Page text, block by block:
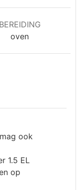
BEREIDING
oven
ook
1.5 EL
op